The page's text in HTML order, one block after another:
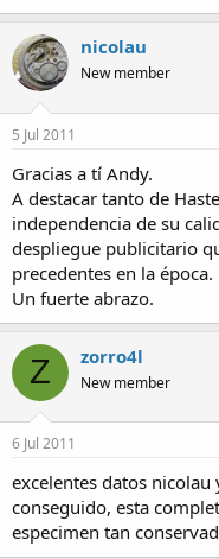
nicolau
New member
5 Jul 2011
Gracias a tí Andy.
A destacar tanto de
independencia de su
despliegue publicitario
precedentes en la época.
Un fuerte abrazo.
Z zorro4l
New member
6 Jul 2011
excelentes datos
conseguido, esta
especimen tan